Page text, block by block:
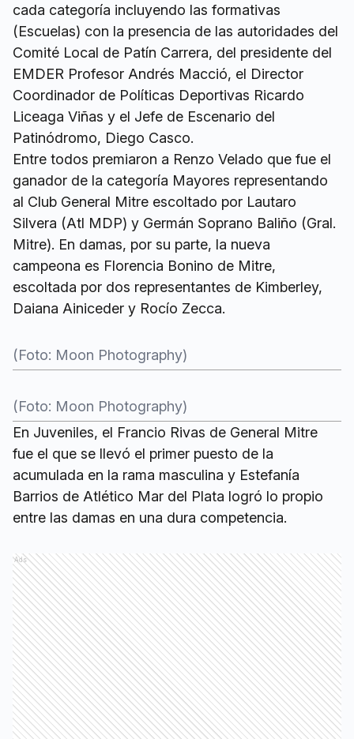
cada categoría incluyendo las formativas
(Escuelas) con la presencia de las autoridades del
Comité Local de Patín Carrera, del presidente del
EMDER Profesor Andrés Macció, el Director
Coordinador de Políticas Deportivas Ricardo
Liceaga Viñas y el Jefe de Escenario del
Patinódromo, Diego Casco.
Entre todos premiaron a Renzo Velado que fue el
ganador de la categoría Mayores representando
al Club General Mitre escoltado por Lautaro
Silvera (Atl MDP) y Germán Soprano Baliño (Gral.
Mitre). En damas, por su parte, la nueva
campeona es Florencia Bonino de Mitre,
escoltada por dos representantes de Kimberley,
Daiana Ainiceder y Rocío Zecca.
(Foto: Moon Photography)
(Foto: Moon Photography)
En Juveniles, el Francio Rivas de General Mitre
fue el que se llevó el primer puesto de la
acumulada en la rama masculina y Estefanía
Barrios de Atlético Mar del Plata logró lo propio
entre las damas en una dura competencia.
Ads